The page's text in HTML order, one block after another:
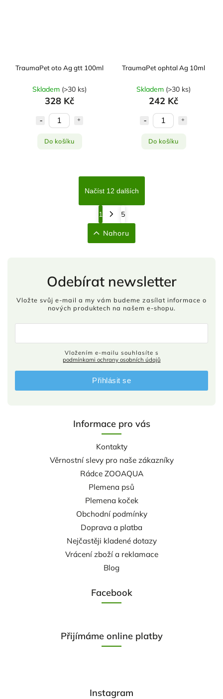
TraumaPet oto Ag gtt 100ml
Skladem (>30 ks)
328 Kč
Do košíku
TraumaPet ophtal Ag 10ml
Skladem (>30 ks)
242 Kč
Do košíku
Načíst 12 dalších
1 5
Nahoru
Informace pro vás
Kontakty
Věrnostní slevy pro naše zákazníky
Rádce ZOOAQUA
Plemena psů
Plemena koček
Obchodní podmínky
Doprava a platba
Nejčastěji kladené dotazy
Vrácení zboží a reklamace
Blog
Facebook
Odebírat newsletter
Vložte svůj e-mail a my vám budeme zasílat informace o
nových produktech na našem e-shopu.
podmínkami ochrany osobních údajů
Přihlásit se
Přijímáme online platby
Instagram